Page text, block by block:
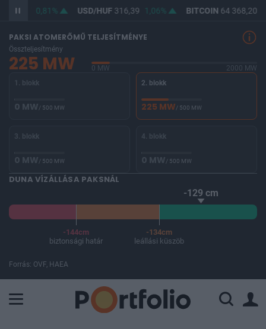
364,67 0,81% USD/HUF316,39 1,06% BITCOIN64 368,20
PAKSI ATOMERŐMŰ TELJESÍTMÉNYE
Összteljesítmény
225 MW 0 MW
2000 MW
1. blokk
0 MW/ 500 MW
2. blokk
225 MW/ 500 MW
3. blokk
0 MW/ 500 MW
4. blokk
0 MW/ 500 MW
DUNA VÍZÁLLÁSA PAKSNÁL
-129 cm
-144cm
biztonsági határ
-134cm
leállási küszöb
Forrás: OVF, HAEA